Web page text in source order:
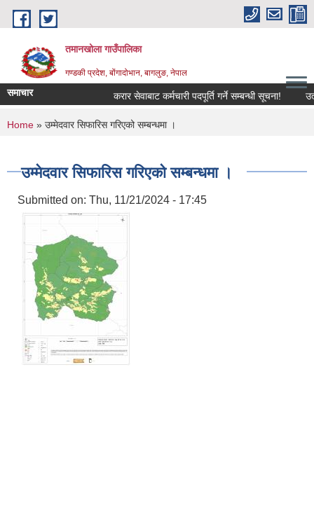
Skip to main content
तमानखोला गाउँपालिका
गण्डकी प्रदेश, बोंगादोभान, बागलुङ, नेपाल
समाचार करार सेवाबाट कर्मचारी पदपूर्ति गर्ने सम्बन्धी सूचना!
You are here
Home » उम्मेदवार सिफारिस गरिएको सम्बन्धमा ।
उम्मेदवार सिफारिस गरिएको सम्बन्धमा ।
Submitted on: Thu, 11/21/2024 - 17:45